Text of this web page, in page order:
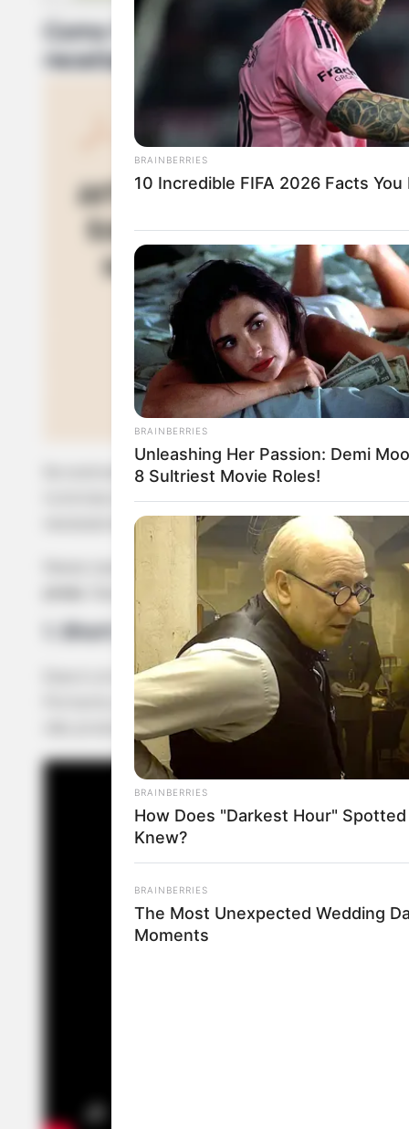
Como fazer short de crochê
receitas e gráficos
Se você está iniciando no crochê por agora,
tutoriais em vídeos, pois eles ensinam
necessários para a execução da peça.
Nesse caso, vamos logo começando por dois
1. Short de crochê rápido e fácil
Esse é um modelo bem simples e fácil de fazer,
Portanto, é uma ótima pedida para quem
não produziu muitas peças com essa técnica.
BRAINBERRIES
10 Incredible FIFA 2026 Facts
BRAINBERRIES
Unleashing Her Passion: Demi
8 Sultriest Movie Roles!
BRAINBERRIES
How Does "Darkest Hour"
Knew?
BRAINBERRIES
The Most Unexpected Wedding
Moments
Happened
HABERION
He Opened The Secret Door And
Kate Middleton's Daring Outfit Took
Prince William's Breath Away